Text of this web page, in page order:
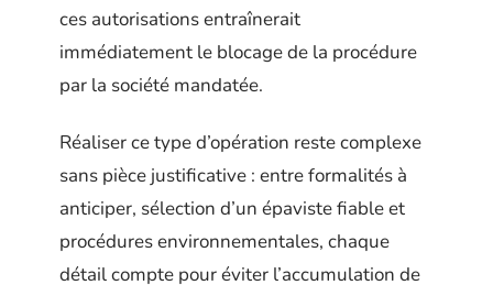
ces autorisations entraînerait
immédiatement le blocage de la procédure
par la société mandatée.
Réaliser ce type d’opération reste complexe
sans pièce justificative : entre formalités à
anticiper, sélection d’un épaviste fiable et
procédures environnementales, chaque
détail compte pour éviter l’accumulation de